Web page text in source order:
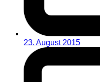
23. August 2015